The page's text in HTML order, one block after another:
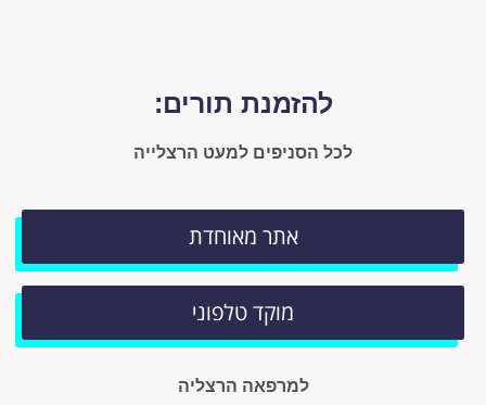
להזמנת תורים:
לכל הסניפים למעט הרצלייה
אתר מאוחדת
מוקד טלפוני
למרפאה הרצליה